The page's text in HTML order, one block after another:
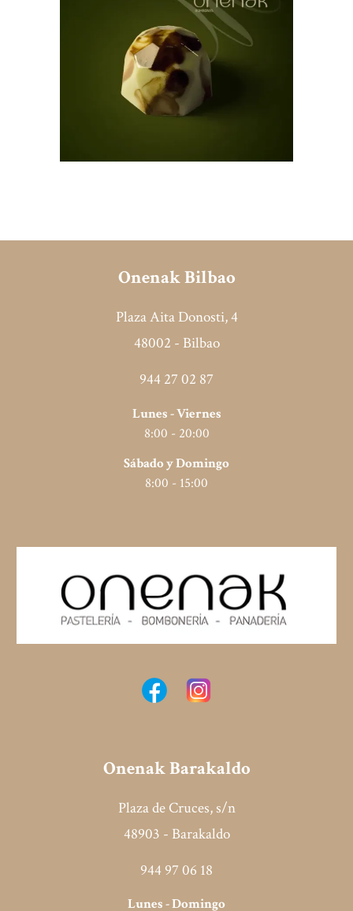
Onenak Bilbao
Plaza Aita Donosti, 4
48002 - Bilbao
944 27 02 87
Lunes - Viernes
8:00 - 20:00
Sábado y Domingo
8:00 - 15:00
Onenak Barakaldo
Plaza de Cruces, s/n
48903 - Barakaldo
944 97 06 18
Lunes -Domingo